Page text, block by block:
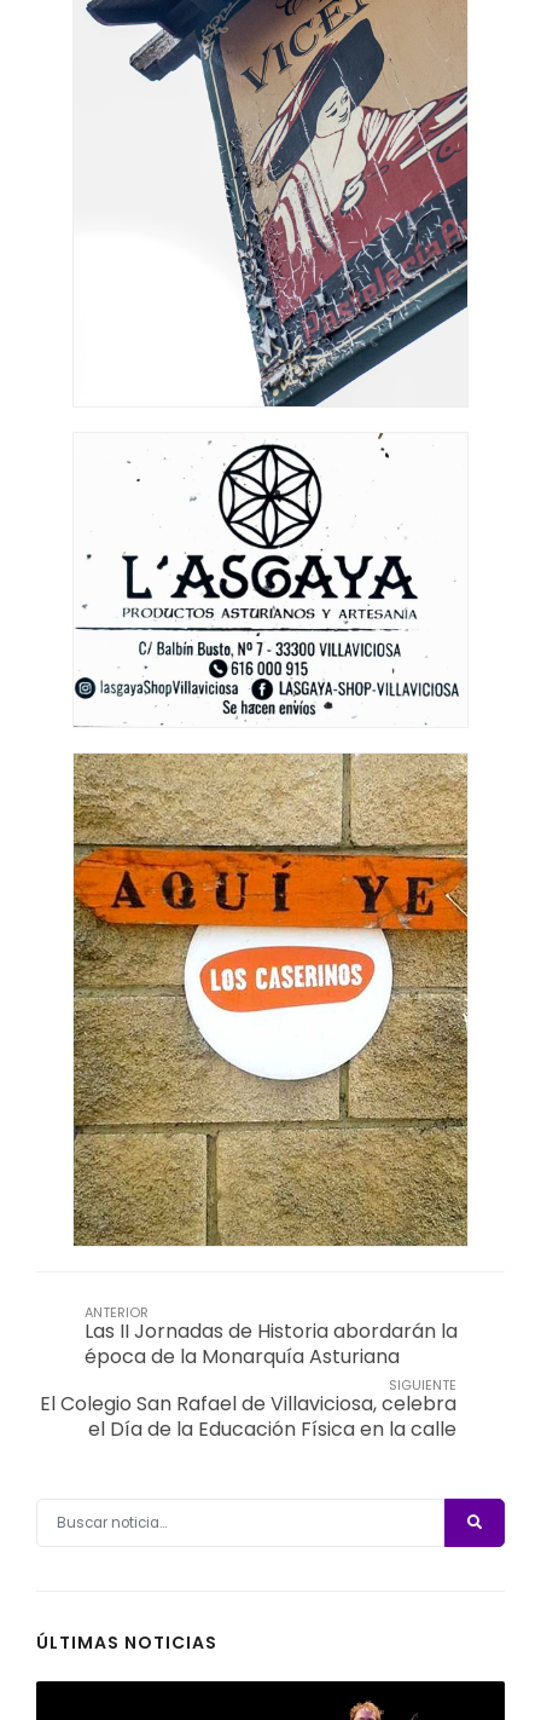
ANTERIOR
Las II Jornadas de Historia abordarán la
época de la Monarquía Asturiana
SIGUIENTE
El Colegio San Rafael de Villaviciosa, celebra
el Día de la Educación Física en la calle
ÚLTIMAS NOTICIAS